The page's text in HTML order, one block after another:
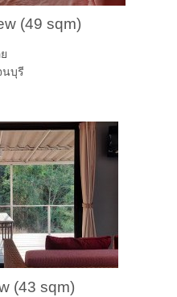
(49 sqm)
นบุรี
(43 sqm)